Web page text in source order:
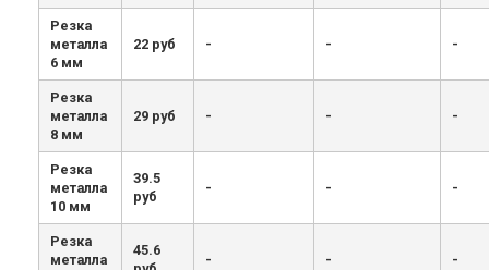
Резка
металла
6 мм
22 руб - - -
Резка
металла
8 мм
29 руб - - -
Резка
металла
10 мм
39.5
руб
- - -
Резка
металла
45.6
- - -